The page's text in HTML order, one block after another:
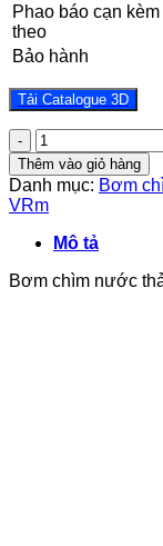
Phao báo cạn kèm
theo
Bảo hành
Tải Catalogue 3D
Bơm
chìm
nước
thải
Veratti
Model
VRm1500F
1.5Kw
Thêm vào giỏ hàng
Danh mục: Bơm
VRm
Mô tả
Bơm chìm nước